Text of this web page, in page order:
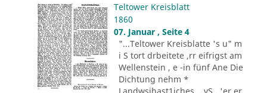
Teltower Kreisblatt
1860
07. Januar , Seite 4
"...Teltower Kreisblatte 's u" m
i S tort drbeitete ,rr eifrigst am
Wellenstein , e -in fünf Ane Die
Dichtung nehm *